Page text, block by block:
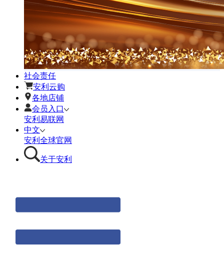
社会责任
安利云购
各地店铺
会员入口
安利易联网
中文
安利全球官网
关于安利